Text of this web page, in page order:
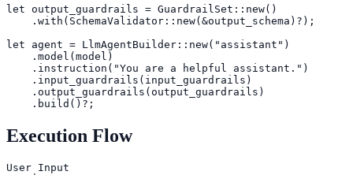
let output_guardrails = GuardrailSet::new()
    .with(SchemaValidator::new(&output_schema)?);
let agent = LlmAgentBuilder::new("assistant")
    .model(model)
    .instruction("You are a helpful assistant.")
    .input_guardrails(input_guardrails)
    .output_guardrails(output_guardrails)
    .build()?;
Execution Flow
User Input